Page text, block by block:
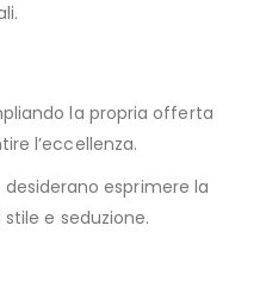
la propria offerta
l’eccellenza.
esprimere la
e seduzione.